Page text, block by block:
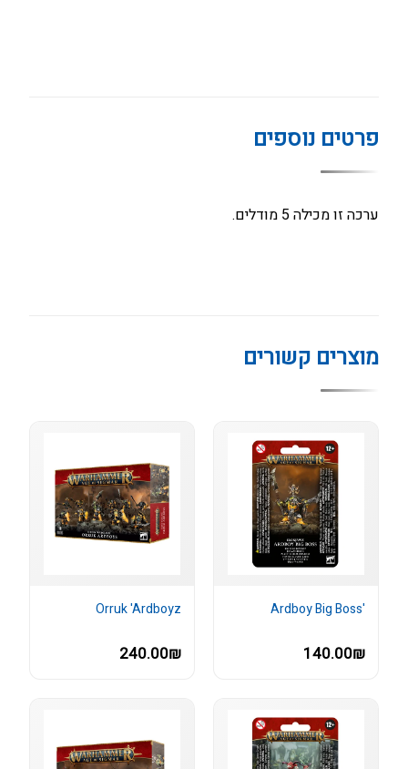
פרטים נוספים
ערכה זו מכילה 5 מודלים.
מוצרים קשורים
'Ardboy Big Boss
140.00₪
Orruk 'Ardboyz
240.00₪